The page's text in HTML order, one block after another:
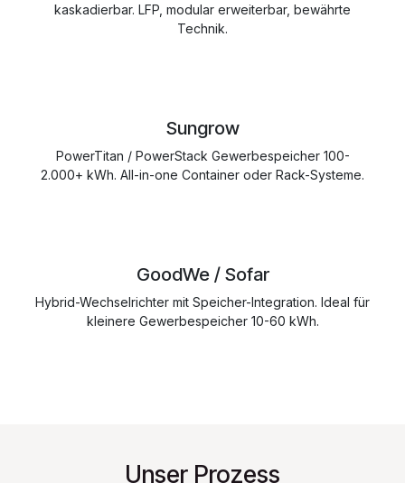
kaskadierbar. LFP, modular erweiterbar, bewährte
Technik.
Sungrow
PowerTitan / PowerStack Gewerbespeicher 100-
2.000+ kWh. All-in-one Container oder Rack-Systeme.
GoodWe / Sofar
Hybrid-Wechselrichter mit Speicher-Integration. Ideal für
kleinere Gewerbespeicher 10-60 kWh.
Unser Prozess